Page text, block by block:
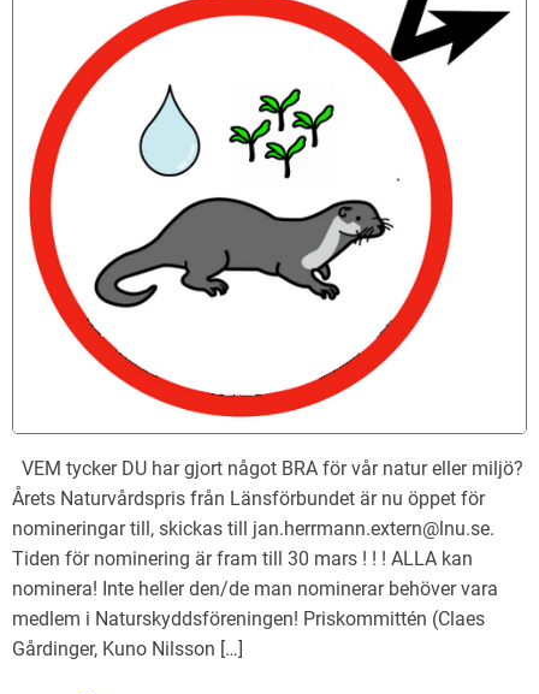
VEM tycker DU har gjort något BRA för vår natur eller miljö?
Årets Naturvårdspris från Länsförbundet är nu öppet för
nomineringar till, skickas till jan.herrmann.extern@lnu.se.
Tiden för nominering är fram till 30 mars ! ! ! ALLA kan
nominera! Inte heller den/de man nominerar behöver vara
medlem i Naturskyddsföreningen! Priskommittén (Claes
Gårdinger, Kuno Nilsson […]